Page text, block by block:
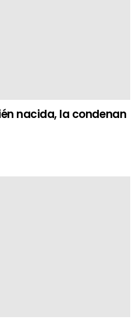
nacida, la condenan